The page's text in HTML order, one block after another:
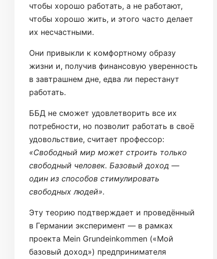
чтобы хорошо работать, а не работают,
чтобы хорошо жить, и этого часто делает
их несчастными.
Они привыкли к комфортному образу
жизни и, получив финансовую уверенность
в завтрашнем дне, едва ли перестанут
работать.
ББД не сможет удовлетворить все их
потребности, но позволит работать в своё
удовольствие, считает профессор:
«Свободный мир может строить только
свободный человек. Базовый доход —
один из способов стимулировать
свободных людей».
Эту теорию подтверждает и проведённый
в Германии эксперимент — в рамках
проекта Mein Grundeinkommen («Мой
базовый доход») предпринимателя